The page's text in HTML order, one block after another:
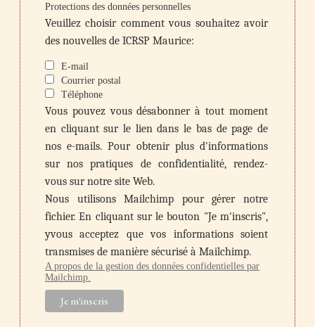
Protections des données personnelles
Veuillez choisir comment vous souhaitez avoir
des nouvelles de ICRSP Maurice:
E-mail
Courrier postal
Téléphone
Vous pouvez vous désabonner à tout moment
en cliquant sur le lien dans le bas de page de
nos e-mails. Pour obtenir plus d'informations
sur nos pratiques de confidentialité, rendez-
vous sur notre site Web.
Nous utilisons Mailchimp pour gérer notre
fichier. En cliquant sur le bouton "Je m'inscris",
yvous acceptez que vos informations soient
transmises de manière sécurisé à Mailchimp.
A propos de la gestion des données confidentielles par
Mailchimp.